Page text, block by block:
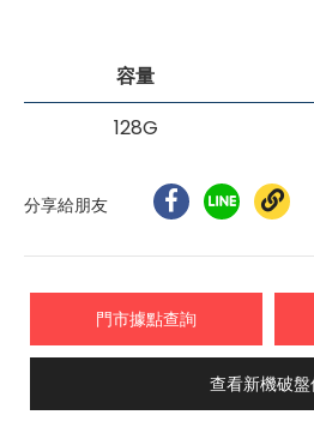
容量
128G
分享給朋友
門市據點查詢
查看新機破